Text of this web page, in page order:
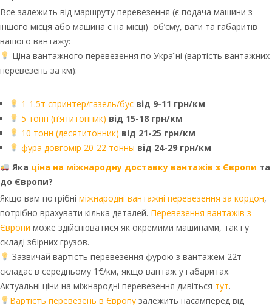
Все залежить від маршруту перевезення (є подача машини з
іншого місця або машина є на місці) об’єму, ваги та габаритів
вашого вантажу:
Ціна вантажного перевезення по Україні (вартість вантажних
перевезень за км):
1-1.5т спринтер/газель/бус від 9-11 грн/км
5 тонн (п’ятитонник) від 15-18 грн/км
10 тонн (десятитонник) від 21-25 грн/км
фура довгомір 20-22 тонны від 24-29 грн/км
Яка ціна на міжнародну доставку вантажів з Європи та
до Європи?
Якщо вам потрібні міжнародні вантажні перевезення за кордон,
потрібно врахувати кілька деталей. Перевезення вантажів з
Європи може здійснюватися як окремими машинами, так і у
складі збірних грузов.
Зазвичай вартість перевезення фурою з вантажем 22т
складає в середньому 1€/км, якщо вантаж у габаритах.
Актуальні ціни на міжнародні перевезення дивіться тут.
Вартість перевезень в Європузалежить насамперед від